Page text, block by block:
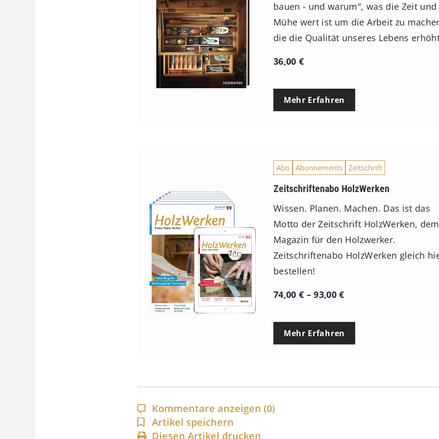
bauen - und warum", was die Zeit und
Mühe wert ist um die Arbeit zu
die die Qualität unseres Lebens
36,00 €
Mehr Erfahren
Abo Abonnements Zeitschrift
Zeitschriftenabo HolzWerken
Wissen. Planen. Machen. Das ist das
Motto der Zeitschrift HolzWerken, dem
Magazin für den Holzwerker.
Zeitschriftenabo HolzWerken gleich
bestellen!
74,00 € –93,00€P
e
p
Mehr Erfahren
Kommentare anzeigen (0)
Artikel speichern
Diesen Artikel drucken